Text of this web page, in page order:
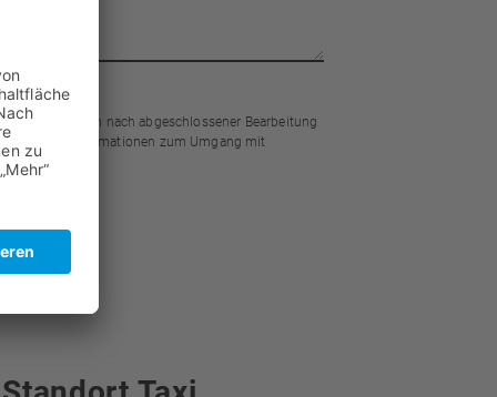
Daten werden nach abgeschlossener Bearbeitung
Informationen zum Umgang mit